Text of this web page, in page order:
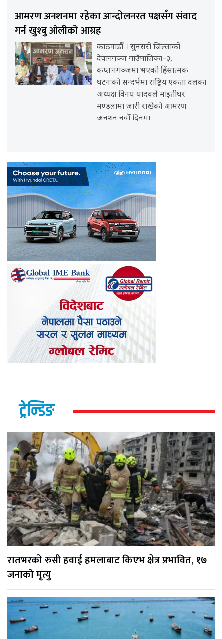
आमरण अनशनमा रहेका आन्दोलनरत पक्षसँग संवाद
गर्न खुश्बु ओलीको आग्रह
काठमाडौँ । सुनसरी जिल्लाको
देवानगञ्ज गाउँपालिका–३,
कप्तानगञ्जमा भएको हिंसात्मक
घटनाको सन्दर्भमा राष्ट्रिय एकता दलका
अध्यक्ष विनय यादवले माइतीघर
मण्डलामा जारी राखेको आमरण
अनशन नवौँ दिनमा
ट्रेन्डिङ
रातभरको रुसी हवाई हमलाबाट किएभ क्षेत्र प्रभावित, १७
जनाको मृत्यु